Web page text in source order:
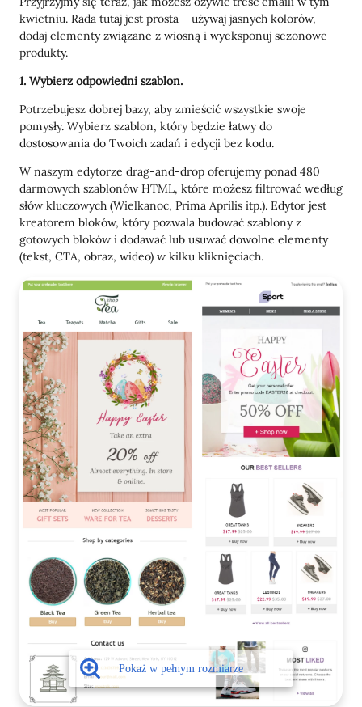
kwietniu. Rada tutaj jest prosta – używaj jasnych kolorów,
dodaj elementy związane z wiosną i wyeksponuj sezonowe
produkty.
1. Wybierz odpowiedni szablon.
Potrzebujesz dobrej bazy, aby zmieścić wszystkie swoje
pomysły. Wybierz szablon, który będzie łatwy do
dostosowania do Twoich zadań i edycji bez kodu.
W naszym edytorze drag-and-drop oferujemy ponad 480
darmowych szablonów HTML, które możesz filtrować według
słów kluczowych (Wielkanoc, Prima Aprilis itp.). Edytor jest
kreatorem bloków, który pozwala budować szablony z
gotowych bloków i dodawać lub usuwać dowolne elementy
(tekst, CTA, obraz, wideo) w kilku kliknięciach.